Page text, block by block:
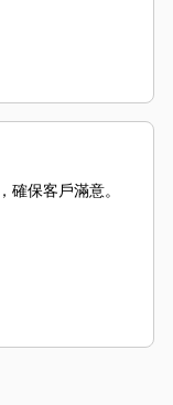
保客戶滿意。